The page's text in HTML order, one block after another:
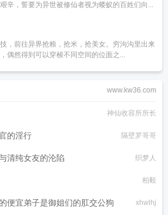
辛，誓要为异世被修仙者视为蝼蚁的百姓们向...
，前往异界抢粮，抢米，抢美女。穷沟沟里出来
偶然得到可以穿梭不同空间的位面之...
www.kw36.com
神仙收容所所长
的淫行 隔壁罗哥哥
清纯女友的沦陷 织梦人
柏毅
便宜弟子是御姐们的肛交公狗 xhwlhj